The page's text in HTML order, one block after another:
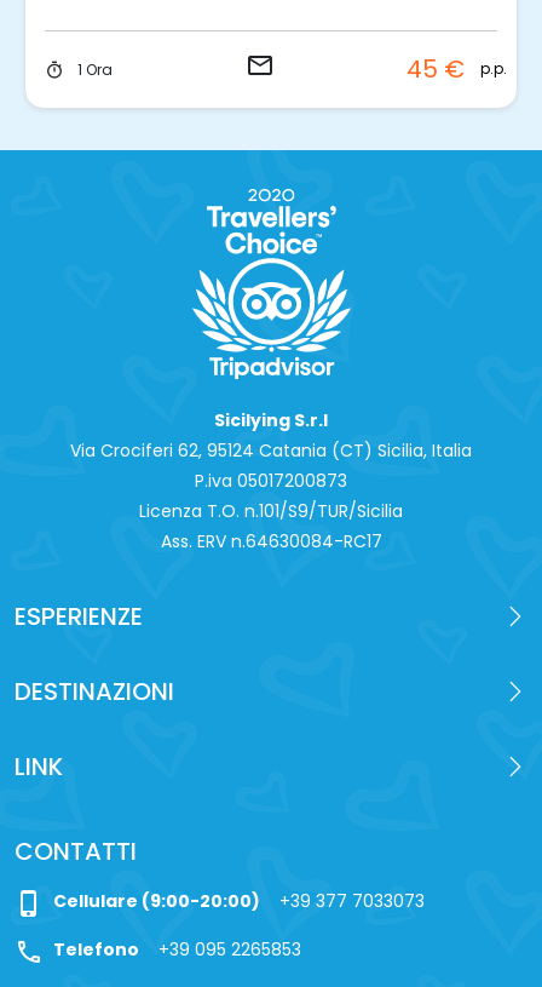
timer 1 Ora email 45 € p.p.
Sicilying S.r.l
Via Crociferi 62, 95124 Catania (CT) Sicilia, Italia
P.iva 0‍5017200873
Licenza T.O. n.101/S9/TUR/Sicilia
Ass. ERV n.64630084-RC17
ESPERIENZE
DESTINAZIONI
LINK
CONTATTI
phone_iphone Cellulare (9:00-20:00) +39 377 7033073
call Telefono +39 095 2265853